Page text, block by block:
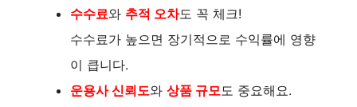
수수료와 추적 오차도 꼭 체크!
수수료가 높으면 장기적으로 수익률에 영향
이 큽니다.
운용사 신뢰도와 상품 규모도 중요해요.